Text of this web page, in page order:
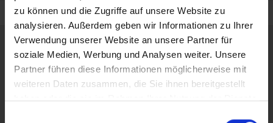
zu können und die Zugriffe auf unsere Website zu
analysieren. Außerdem geben wir Informationen zu Ihrer
Verwendung unserer Website an unsere Partner für
soziale Medien, Werbung und Analysen weiter. Unsere
Partner führen diese Informationen möglicherweise mit
weiteren Daten zusammen, die Sie ihnen bereitgestellt
haben oder die sie im Rahmen Ihrer Nutzung der Dienste